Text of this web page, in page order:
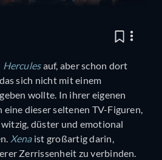
Herculesauf, aber schon dort
sich nicht mit einem
wollte. In ihrer eigenen
eine dieser seltenen TV-Figuren,
düster und emotional
Xenaist großartig darin,
Zerrissenheit zu verbinden.